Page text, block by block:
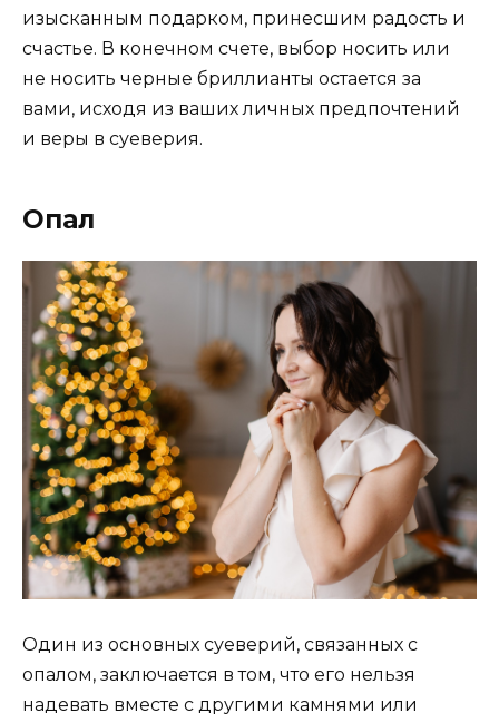
изысканным подарком, принесшим радость и
счастье. В конечном счете, выбор носить или
не носить черные бриллианты остается за
вами, исходя из ваших личных предпочтений
и веры в суеверия.
Опал
Один из основных суеверий, связанных с
опалом, заключается в том, что его нельзя
надевать вместе с другими камнями или